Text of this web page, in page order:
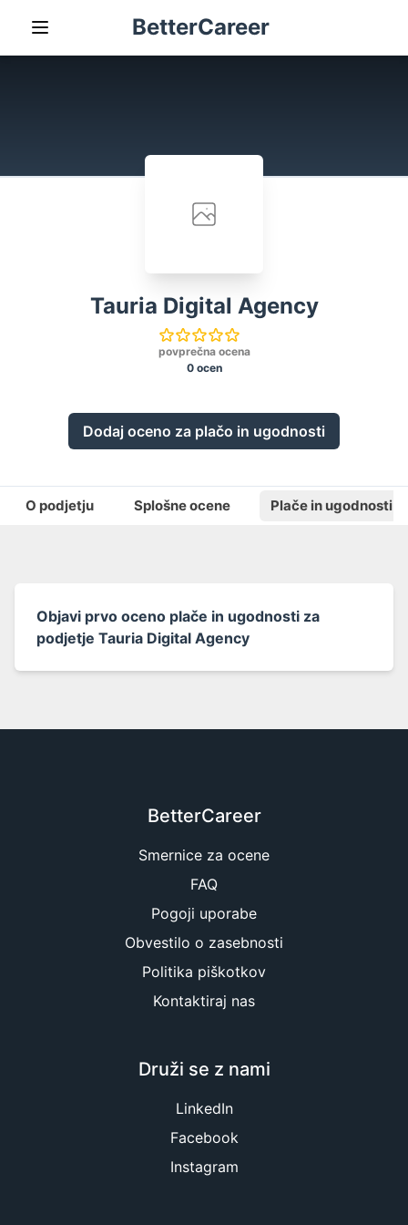
BetterCareer
Tauria Digital Agency
povprečna ocena
0 ocen
Dodaj oceno za plačo in ugodnosti
O podjetju Splošne ocene Plače in ugodnosti
Objavi prvo oceno plače in ugodnosti za
podjetje Tauria Digital Agency
BetterCareer
Smernice za ocene
FAQ
Pogoji uporabe
Obvestilo o zasebnosti
Politika piškotkov
Kontaktiraj nas
Druži se z nami
LinkedIn
Facebook
Instagram